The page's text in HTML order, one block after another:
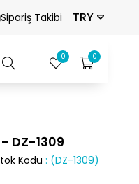
Sipariş Takibi TRY
0
0
DZ-1309
(DZ-1309)
Kodu